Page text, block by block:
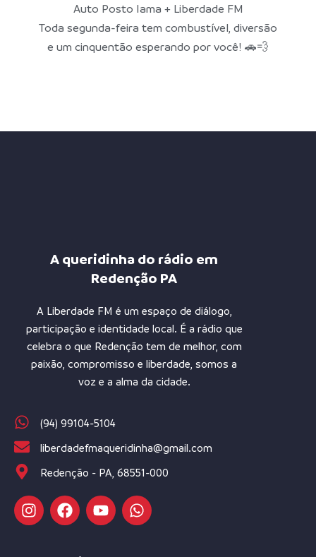
Auto Posto Iama + Liberdade FM
Toda segunda-feira tem combustível, diversão
e um cinquentão esperando por você! 🚗💨
A queridinha do rádio em
Redenção PA
A Liberdade FM é um espaço de diálogo,
participação e identidade local. É a rádio que
celebra o que Redenção tem de melhor, com
paixão, compromisso e liberdade, somos a
voz e a alma da cidade.
(94) 99104-5104
liberdadefmaqueridinha@gmail.com
Redenção - PA, 68551-000